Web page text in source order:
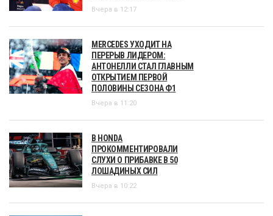
Вчера в 12:17
MERCEDES УХОДИТ НА
ПЕРЕРЫВ ЛИДЕРОМ:
АНТОНЕЛЛИ СТАЛ ГЛАВНЫМ
ОТКРЫТИЕМ ПЕРВОЙ
ПОЛОВИНЫ СЕЗОНА Ф1
Вчера в 11:20
В HONDA
ПРОКОММЕНТИРОВАЛИ
СЛУХИ О ПРИБАВКЕ В 50
ЛОШАДИНЫХ СИЛ
Вчера в 10:22